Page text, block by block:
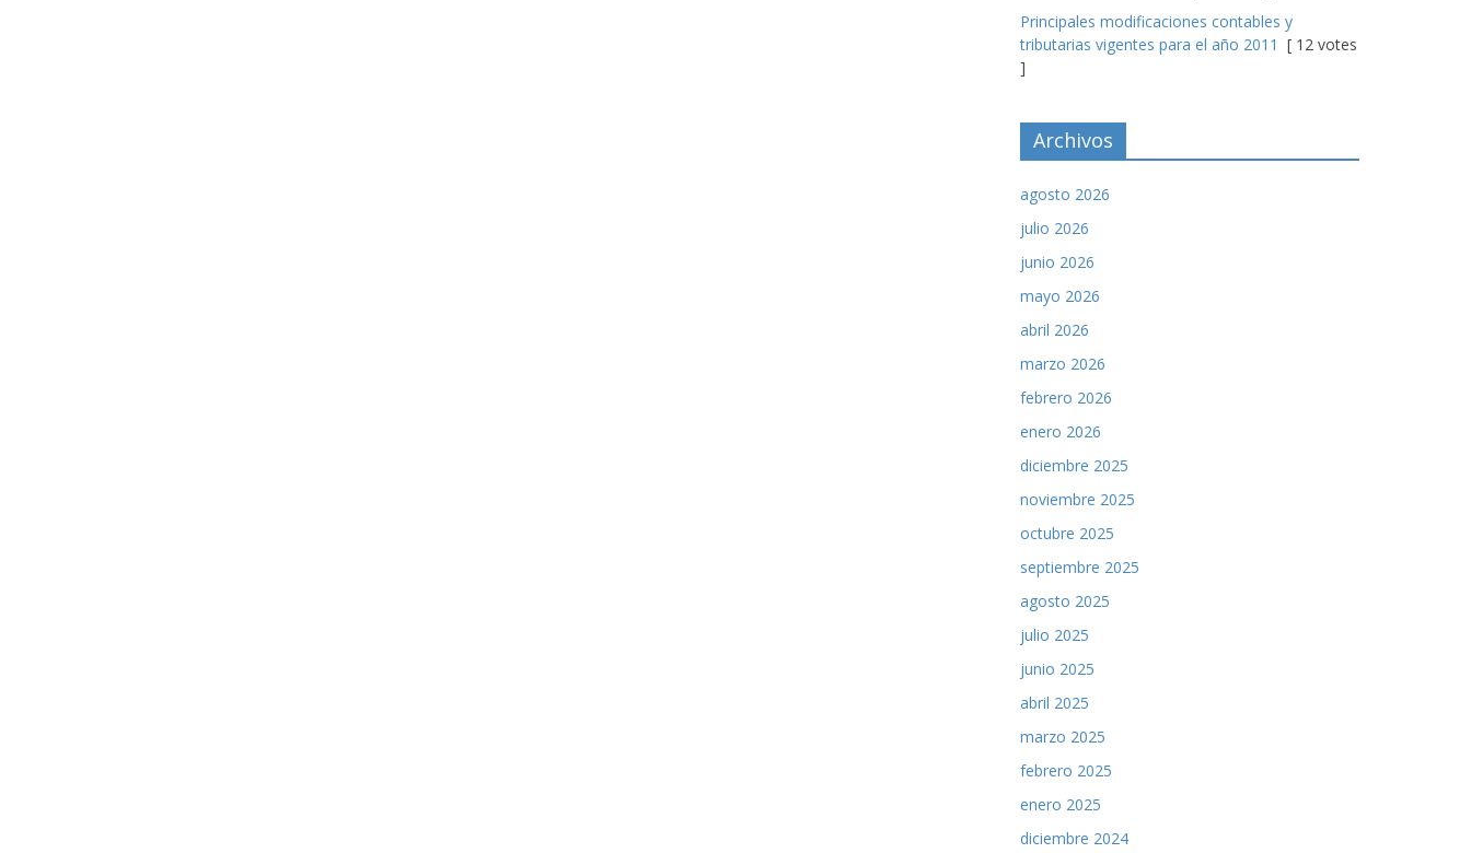
Principales modificaciones contables y
tributarias vigentes para el año 2011 [ 12 votes
]
Archivos
agosto 2026
julio 2026
junio 2026
mayo 2026
abril 2026
marzo 2026
febrero 2026
enero 2026
diciembre 2025
noviembre 2025
octubre 2025
septiembre 2025
agosto 2025
julio 2025
junio 2025
abril 2025
marzo 2025
febrero 2025
enero 2025
diciembre 2024